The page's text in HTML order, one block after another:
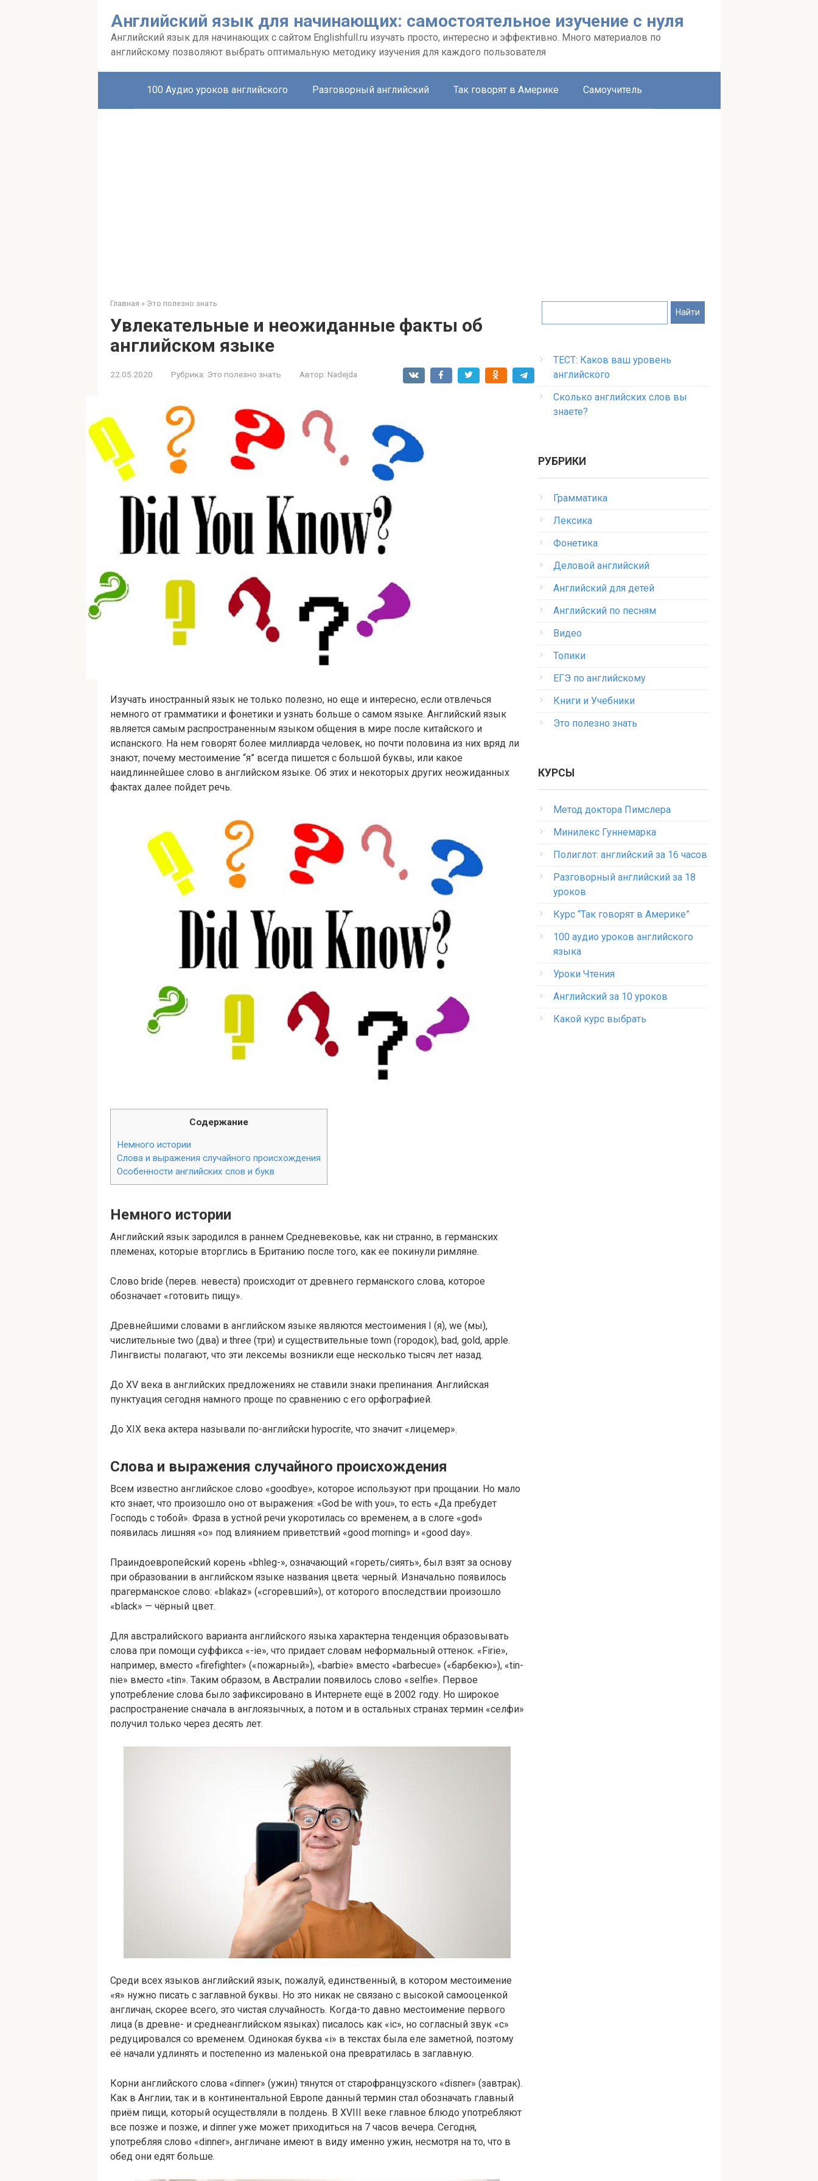
Английский язык для начинающих: самостоятельное изучение с нуля
Английский язык для начинающих с сайтом Еnglishfull.ru изучать просто, интересно и эффективно. Много материалов по
английскому позволяют выбрать оптимальную методику изучения для каждого пользователя
100 Аудио уроков английского Разговорный английский Так говорят в Америке Самоучитель
Главная » Это полезно знать
Увлекательные и неожиданные факты об
английском языке
22.05.2020 Рубрика: Это полезно знать Автор: Nadejda
Изучать иностранный язык не только полезно, но еще и интересно, если отвлечься
немного от грамматики и фонетики и узнать больше о самом языке. Английский язык
является самым распространенным языком общения в мире после китайского и
испанского. На нем говорят более миллиарда человек, но почти половина из них вряд ли
знают, почему местоимение “я” всегда пишется с большой буквы, или какое
наидлиннейшее слово в английском языке. Об этих и некоторых других неожиданных
фактах далее пойдет речь.
Содержание
Немного истории
Слова и выражения случайного происхождения
Особенности английских слов и букв
Немного истории
Английский язык зародился в раннем Средневековье, как ни странно, в германских
племенах, которые вторглись в Британию после того, как ее покинули римляне.
Слово bride (перев. невеста) происходит от древнего германского слова, которое
обозначает «готовить пищу».
Древнейшими словами в английском языке являются местоимения I (я), we (мы),
числительные two (два) и three (три) и существительные town (городок), bad, gold, apple.
Лингвисты полагают, что эти лексемы возникли еще несколько тысяч лет назад.
До XV века в английских предложениях не ставили знаки препинания. Английская
пунктуация сегодня намного проще по сравнению с его орфографией.
До XIX века актера называли по-английски hyp­ocrite, что значит «лицемер».
Слова и выражения случайного происхождения
Всем известно английское слово «good­bye», которое используют при прощании. Но мало
кто знает, что произошло оно от выражения: «God be with you», то есть «Да пребудет
Господь с тобой». Фраза в устной речи укоротилась со временем, а в слоге «god»
появилась лишняя «o» под влиянием приветствий «good morn­ing» и «good day».
Праиндоевропейский корень «bhleg-», означающий «гореть/сиять», был взят за основу
при образовании в английском языке названия цвета: черный. Изначально появилось
прагерманское слово: «blakaz» («сгоревший»), от которого впоследствии произошло
«black» — чёрный цвет.
Для австралийского варианта английского языка характерна тенденция образовывать
слова при помощи суффикса «-ie», что придает словам неформальный оттенок. «Firie»,
например, вместо «fire­fight­er» («пожарный»), «bar­bie» вместо «bar­be­cue» («барбекю»), «tin­
nie» вместо «tin». Таким образом, в Австралии появилось слово «self­ie». Первое
употребление слова было зафиксировано в Интернете ещё в 2002 году. Но широкое
распространение сначала в англоязычных, а потом и в остальных странах термин «селфи»
получил только через десять лет.
Среди всех языков английский язык, пожалуй, единственный, в котором местоимение
«я» нужно писать с заглавной буквы. Но это никак не связано с высокой самооценкой
англичан, скорее всего, это чистая случайность. Когда-то давно местоимение первого
лица (в древне- и среднеанглийском языках) писалось как «ic», но согласный звук «с»
редуцировался со временем. Одинокая буква «i» в текстах была еле заметной, поэтому
её начали удлинять и постепенно из маленькой она превратилась в заглавную.
Корни английского слова «din­ner» (ужин) тянутся от старофранцузского «dis­ner» (завтрак).
Как в Англии, так и в континентальной Европе данный термин стал обозначать главный
приём пищи, который осуществляли в полдень. В XVIII веке главное блюдо употребляют
все позже и позже, и din­ner уже может приходиться на 7 часов вечера. Сегодня,
употребляя слово «din­ner», англичане имеют в виду именно ужин, несмотря на то, что в
обед они едят больше.
ТЕСТ: Каков ваш уровень
английского
Сколько английских слов вы
знаете?
РУБРИКИ
Грамматика
Лексика
Фонетика
Деловой английский
Английский для детей
Английский по песням
Видео
Топики
ЕГЭ по английскому
Книги и Учебники
Это полезно знать
КУРСЫ
Метод доктора Пимслера
Минилекс Гуннемарка
Полиглот: английский за 16 часов
Разговорный английский за 18
уроков
Курс “Так говорят в Америке”
100 аудио уроков английского
языка
Уроки Чтения
Английский за 10 уроков
Какой курс выбрать